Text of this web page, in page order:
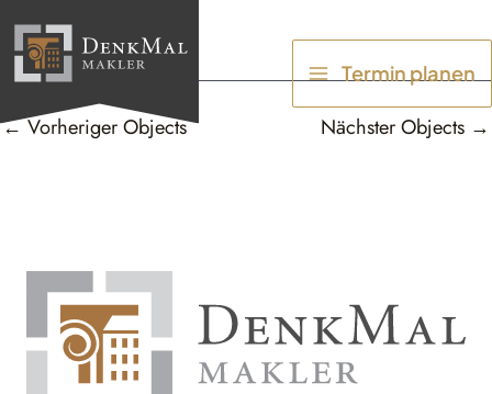
Inhalt
springen
Termin planen
←Vorheriger Objects Nächster Objects →